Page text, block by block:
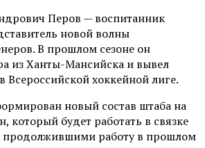
Перов — воспитанник
новой волны
В прошлом сезоне он
из Ханты-Мансийска и вывел
Всероссийской хоккейной лиге.
новый состав штаба на
который будет работать в связке
продолжившими работу в прошлом